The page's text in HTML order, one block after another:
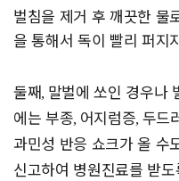
벌침을 제거 후 깨끗한 물
을 통해서 독이 빨리 퍼지
둘째, 말벌에 쏘인 경우나
에는 부종, 어지럼증, 두드
과민성 반응 쇼크가 올 수
신고하여 병원진료를 받